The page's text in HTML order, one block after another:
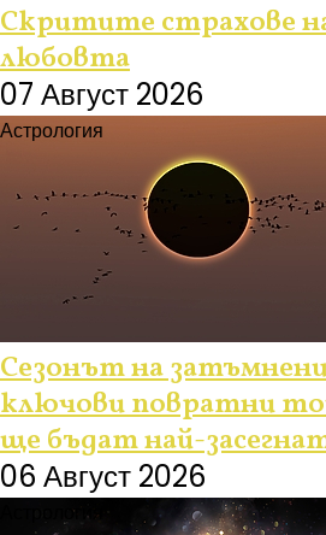
Скритите страхове
любовта
07 Август 2026
Астрология
Сезонът на
ключови повратни
ще бъдат най-
06 Август 2026
Астрология